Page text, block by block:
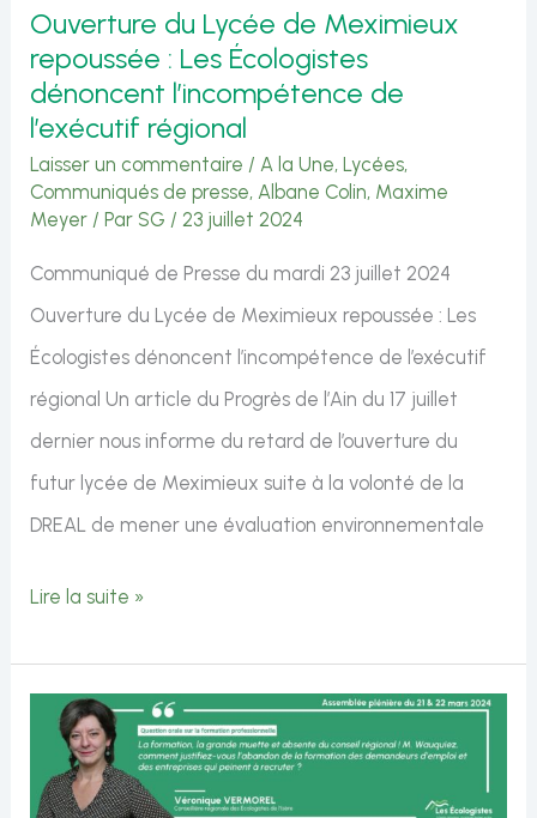
publics
et
privés
Ouverture du Lycée de Meximieux
repoussée : Les Écologistes
dénoncent l’incompétence de
l’exécutif régional
Laisser un commentaire / A la Une,Lycées,
Communiqués de presse, Albane Colin, Maxime
Meyer / Par SG / 23 juillet 2024
Communiqué de Presse du mardi 23 juillet 2024
Ouverture du Lycée de Meximieux repoussée : Les
Écologistes dénoncent l’incompétence de l’exécutif
régional Un article du Progrès de l’Ain du 17 juillet
dernier nous informe du retard de l’ouverture du
futur lycée de Meximieux suite à la volonté de la
DREAL de mener une évaluation environnementale
Ouverture
Meximieux
repoussée
Lire la suite »